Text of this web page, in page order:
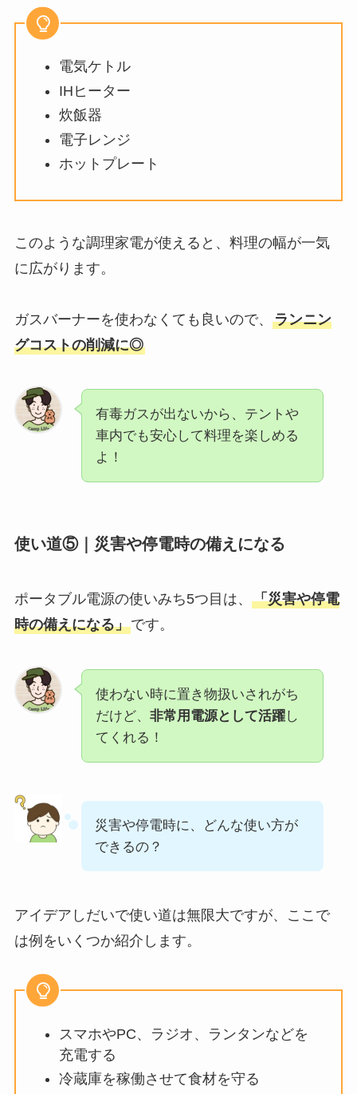
電気ケトル
IHヒーター
炊飯器
電子レンジ
ホットプレート
このような調理家電が使えると、料理の幅が一気
に広がります。
ガスバーナーを使わなくても良いので、 ランニン
グコストの削減に◎
有毒ガスが出ないから、テントや
車内でも安心して料理を楽しめる
よ！
使い道⑤｜災害や停電時の備えになる
ポータブル電源の使いみち5つ目は、 「災害や停電
時の備えになる」です。
使わない時に置き物扱いされがち
だけど、 非常用電源として活躍し
てくれる！
災害や停電時に、どんな使い方が
できるの？
アイデアしだいで使い道は無限大ですが、ここで
は例をいくつか紹介します。
スマホやPC、ラジオ、ランタンなどを
充電する
冷蔵庫を稼働させて食材を守る